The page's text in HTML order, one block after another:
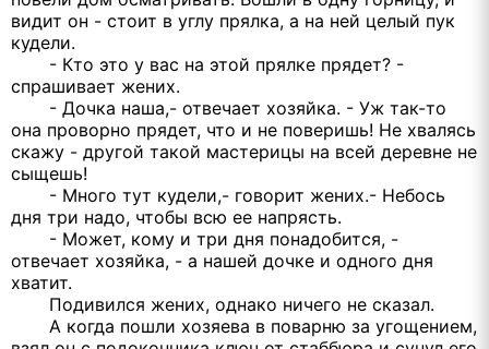
видит он - стоит в углу прялка, а на ней целый пук
кудели.
- Кто это у вас на этой прялке прядет? -
спрашивает жених.
- Дочка наша,- отвечает хозяйка. - Уж так-то
она проворно прядет, что и не поверишь! Не хвалясь
скажу - другой такой мастерицы на всей деревне не
сыщешь!
- Много тут кудели,- говорит жених.- Небось
дня три надо, чтобы всю ее напрясть.
- Может, кому и три дня понадобится, -
отвечает хозяйка, - а нашей дочке и одного дня
хватит.
Подивился жених, однако ничего не сказал.
А когда пошли хозяева в поварню за угощением,